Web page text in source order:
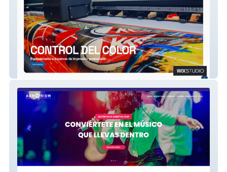
ControldelColor